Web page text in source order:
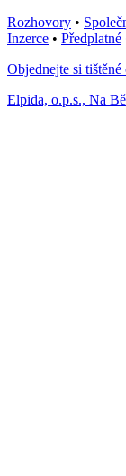
Rozhovory •
Inzerce • Předplatné
Objednejte si
Elpida, o.p.s., Na